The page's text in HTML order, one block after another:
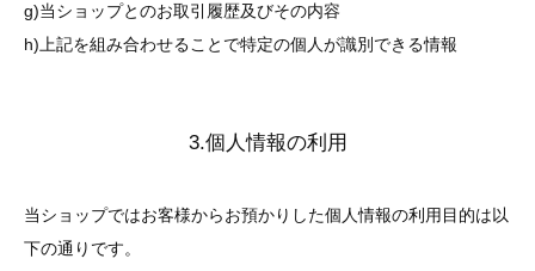
g)当ショップとのお取引履歴及びその内容
h)上記を組み合わせることで特定の個人が識別できる情報
3.個人情報の利用
当ショップではお客様からお預かりした個人情報の利用目的は以
下の通りです。